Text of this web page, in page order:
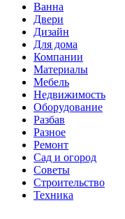
Ванна
Двери
Дизайн
Для дома
Компании
Материалы
Мебель
Недвижимость
Оборудование
Разбав
Разное
Ремонт
Сад и огород
Советы
Строительство
Техника